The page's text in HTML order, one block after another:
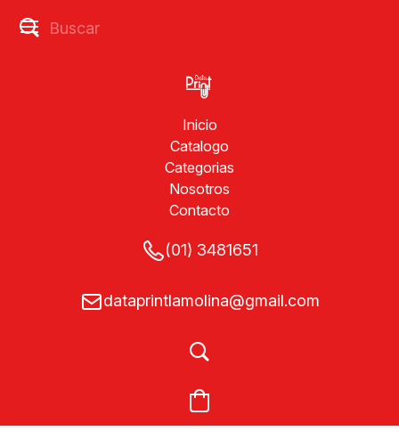
Inicio
Catalogo
Categorias
Nosotros
Contacto
(01) 3481651
dataprintlamolina@gmail.com